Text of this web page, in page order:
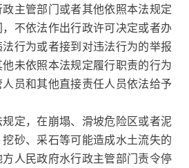
主管部门或者其他依照本法规定
不依法作出行政许可决定或者办
行为或者接到对违法行为的举报
未依照本法规定履行职责的行为
员和其他直接责任人员依法给予
定，在崩塌、滑坡危险区或者泥
砂、采石等可能造成水土流失的
人民政府水行政主管部门责令停